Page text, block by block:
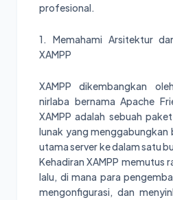
profesional.
1. Memahami Arsitektur
XAMPP
XAMPP dikembangkan
nirlaba bernama Apache
XAMPP adalah sebuah
lunak yang menggabungkan
utama server ke dalam satu
Kehadiran XAMPP memutus
lalu, di mana para
mengonfigurasi, dan